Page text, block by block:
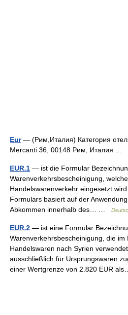
Eur— (Рим,Италия) Категория
Mercanti 36, 00148 Рим, Италия …
EUR.1 — ist die Formular
Warenverkehrsbescheinigung,
Handelswarenverkehr eingesetzt
Formulars basiert auf der
Abkommen innerhalb des… …
EUR.2 — ist eine Formular
Warenverkehrsbescheinigung, die im
Handelswaren nach Syrien
ausschließlich für Ursprungswaren
einer Wertgrenze von 2.820 EUR